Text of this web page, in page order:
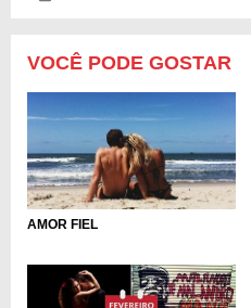
VOCÊ PODE GOSTAR
AMOR FIEL